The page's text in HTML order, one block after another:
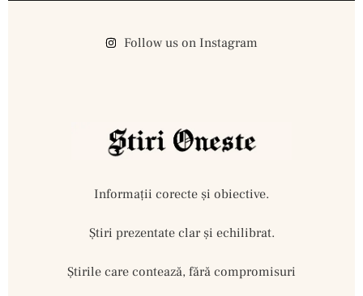
Follow us on Instagram
Informații corecte și obiective.
Ştiri prezentate clar și echilibrat.
Știrile care contează, fără compromisuri